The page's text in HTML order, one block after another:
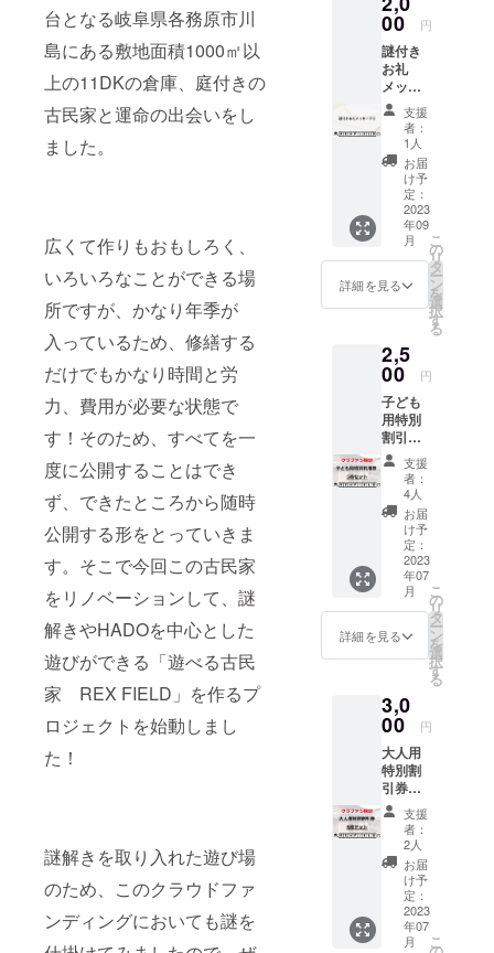
台となる岐阜県各務原市川
島にある敷地面積1000㎡以
上の11DKの倉庫、庭付きの
古民家と運命の出会いをし
ました。
広くて作りもおもしろく、
いろいろなことができる場
所ですが、かなり年季が
入っているため、修繕する
だけでもかなり時間と労
力、費用が必要な状態で
す！そのため、すべてを一
度に公開することはでき
ず、できたところから随時
公開する形をとっていきま
す。そこで今回この古民家
をリノベーションして、謎
解きやHADOを中心とした
遊びができる「遊べる古民
家 REX FIELD」を作るプ
ロジェクトを始動しまし
た！
謎解きを取り入れた遊び場
のため、このクラウドファ
ンディングにおいても謎を
欄」に
解いた
謎を入
力して
応募し
てくだ
さい！
お持ち
帰り謎
を終了
後にお
渡しさ
せてい
ただき
ます。
予約の
募いた
だいた
アドレ
スと空
いてい
る希望
の日時
をご連
絡くだ
さい。
有効期
限は
2023年
12月31
とさせ
ていた
します
が、1人
2000円
でご提
供しま
す。す
でに
ゲーム
をやる
ことを
決めて
いるな
ら、こ
の機会
にぜひ
お求め
欄」に
解いた
謎を入
力して
応募し
てくだ
さい！
お持ち
帰り謎
を終了
後にお
渡しさ
せてい
ただき
ます。
予約の
際は公
だいた
メール
アドレ
スと空
いてい
る希望
の日時
をご連
絡くだ
さい。
有効期
限は
2023年
12月31
00 円
謎付き
お礼
メッ
セージ
③ この
リター
ンをご
支援い
ただい
た方に
は「お
礼メッ
セージ
③」と
謎問題
をメー
らせて
いただ
きま
す。 お
礼メッ
セージ
③では
お礼
メッ
セージ
②の謎
問題よ
り少し
難しめ
に設定
してい
ます。
謎を入
力して
応募し
てくだ
さい！
正解す
ると特
典がグ
レード
アップ
し、プ
ラスア
ルファ
の謎問
支援
者：
1人
お届
け予
定：
2023
年09
月
詳細を見る
こ
の
リ
タ
ー
ン
を
選
択
す
る
2,5
00 円
子ども
用特別
割引券
（中学
生以
下）5枚
分 通常
より500
円分が
お得に
なるお
得なチ
ケッ
ト、ク
ラウド
ファン
グ限定
価格で
す。 一
通りや
りたい
お子さ
ん向け
のプラ
ンで
す。
※「備考
欄」に
解いた
謎を入
力して
支援
者：
4人
お届
け予
定：
2023
年07
月
詳細を見る
こ
の
リ
タ
ー
ン
を
選
択
す
る
3,0
00 円
大人用
特別割
引券
（高校
生以
上） 5
枚分 通
常より
500円分
がお得
になる
お得な
支援
者：
2人
お届
け予
定：
2023
年07
月
こ